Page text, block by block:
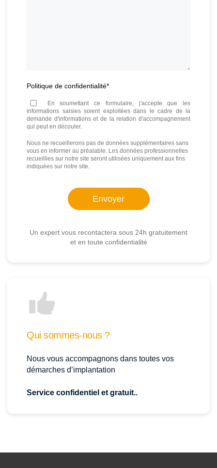
Politique de confidentialité*
En soumettant ce formulaire, j'accepte que les
informations saisies soient exploitées dans le cadre de la
demande d'informations et de la relation d'accompagnement
qui peut en découler.
Nous ne recueillerons pas de données supplémentaires sans
vous en informer au préalable. Les données professionnelles
recueillies sur notre site seront utilisées uniquement aux fins
indiquées sur notre site.
Un expert vous recontactera sous 24h gratuitement
et en toute confidentialité
Qui sommes-nous ?
Nous vous accompagnons dans toutes vos
démarches d’implantation
Service confidentiel et gratuit..